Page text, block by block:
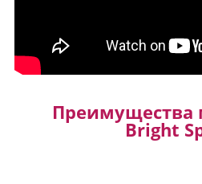
Преимущества
Bright